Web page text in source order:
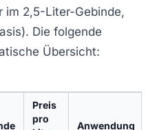
im 2,5-Liter-Gebinde,
Die folgende
Übersicht:
Preis
pro
Anwendung